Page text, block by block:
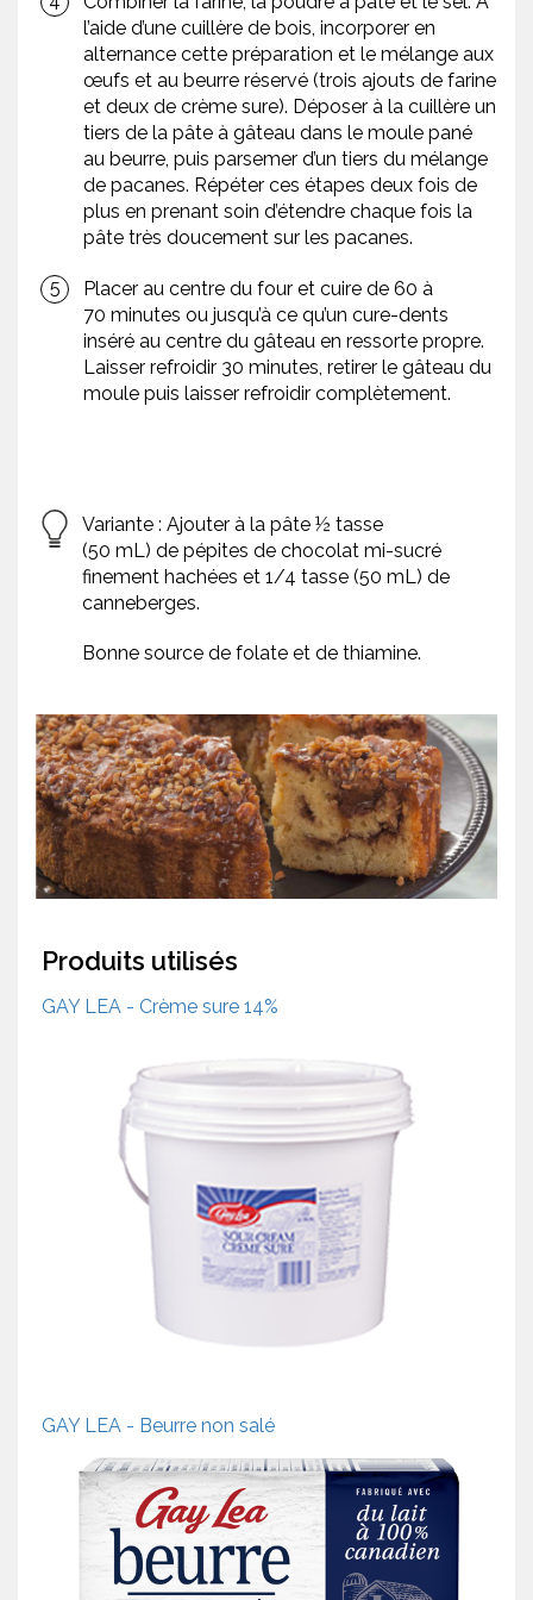
l’aide d’une cuillère de bois, incorporer en
alternance cette préparation et le mélange aux
œufs et au beurre réservé (trois ajouts de farine
et deux de crème sure). Déposer à la cuillère un
tiers de la pâte à gâteau dans le moule pané
au beurre, puis parsemer d’un tiers du mélange
de pacanes. Répéter ces étapes deux fois de
plus en prenant soin d’étendre chaque fois la
pâte très doucement sur les pacanes.
Placer au centre du four et cuire de 60 à
70 minutes ou jusqu’à ce qu’un cure-dents
inséré au centre du gâteau en ressorte propre.
Laisser refroidir 30 minutes, retirer le gâteau du
moule puis laisser refroidir complètement.
Variante : Ajouter à la pâte ½ tasse
(50 mL) de pépites de chocolat mi-sucré
finement hachées et 1/4 tasse (50 mL) de
canneberges.
Bonne source de folate et de thiamine.
Produits utilisés
GAY LEA - Crème sure 14%
GAY LEA - Beurre non salé